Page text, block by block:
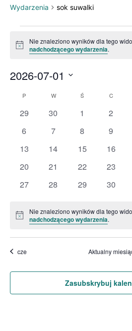
Wydarzenia sok suwalki
Wydarzenia
Powiadomienie
Nie znaleziono wyników dla tego
nadchodzącego wydarzenia.
2026-07-01
datę.
Kalendarz
Wydarzenia
P PONIEDZIAŁEK
WWTOREK Ś C
0
29
0
30
0
1
0
2
0
6
0
7
0
8
0
9
0
13
0
14
0
15
0
16
0
20
0
21
0
22
0
23
0
27
0
28
0
29
0
30
Powiadomienie
Nie znaleziono wyników dla tego
nadchodzącego wydarzenia.
cze Aktualny
Zasubskrybuj